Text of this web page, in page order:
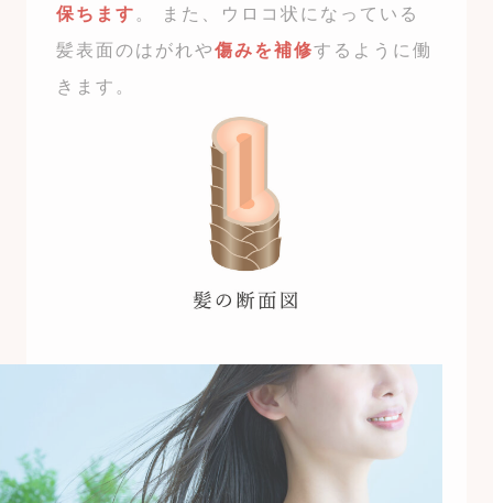
保ちます 。 また、ウロコ状になっている
髪表面のはがれや傷みを補修するように働
きます。